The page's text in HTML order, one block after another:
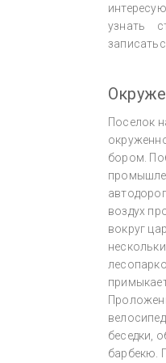
узнать
Поселок
бором.
воздух
вокруг
беседки,
барбекю.